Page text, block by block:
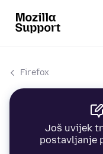
Firefox
Još uvijek
postavljanje